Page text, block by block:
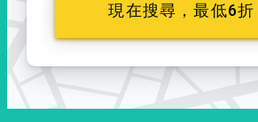
現在搜尋，最低6